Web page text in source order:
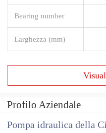
Bearing number
Larghezza (mm)
Profilo Aziendale